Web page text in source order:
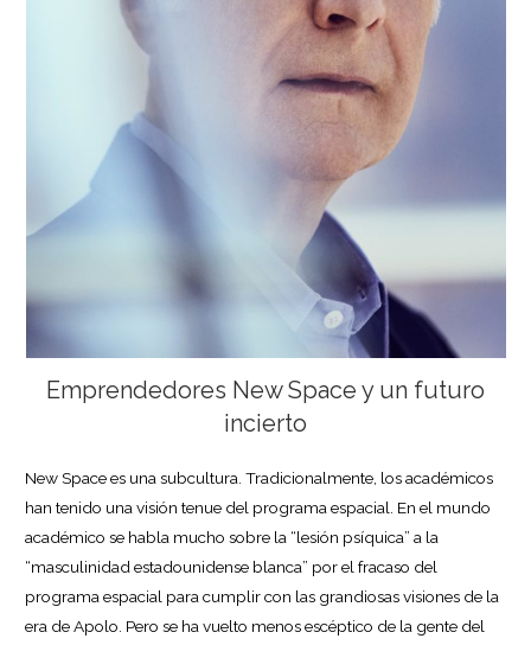
Emprendedores New Space y un futuro
incierto
New Space es una subcultura. Tradicionalmente, los académicos
han tenido una visión tenue del programa espacial. En el mundo
académico se habla mucho sobre la “lesión psíquica” a la
“masculinidad estadounidense blanca” por el fracaso del
programa espacial para cumplir con las grandiosas visiones de la
era de Apolo. Pero se ha vuelto menos escéptico de la gente del